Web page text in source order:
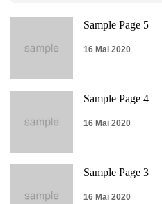
Sample Page 5
16 Mai 2020
Sample Page 4
16 Mai 2020
Sample Page 3
16 Mai 2020